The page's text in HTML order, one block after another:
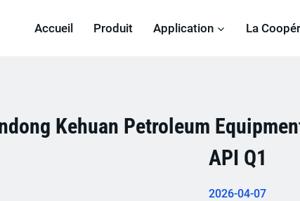
Accueil Produit Application La
Kehuan Petroleum
API Q1
2026-04-07